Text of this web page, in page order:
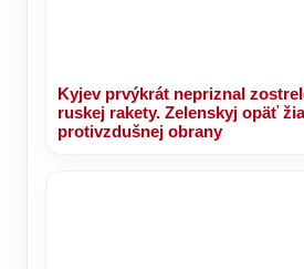
Kyjev prvýkrát nepriznal
ruskej rakety. Zelenskyj opäť
protivzdušnej obrany